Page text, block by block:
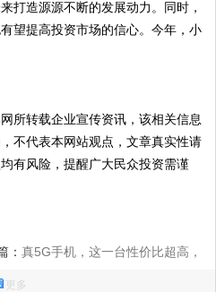
打造源源不断的发展动力。同时，
望提高投资市场的信心。今年，小
所转载企业宣传资讯，该相关信息
不代表本网站观点，文章真实性请
有风险，提醒广大民众投资需谨
： 真5G手机，这一台性价比超高，
更多